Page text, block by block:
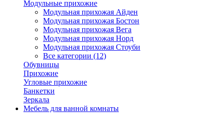
Модульные прихожие
Модульная прихожая Айден
Модульная прихожая Бостон
Модульная прихожая Вега
Модульная прихожая Норд
Модульная прихожая Стоуби
Все категории (12)
Обувницы
Прихожие
Угловые прихожие
Банкетки
Зеркала
Мебель для ванной комнаты